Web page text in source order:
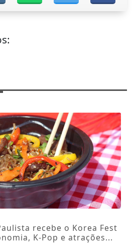
recebe o Korea Fest
K-Pop e atrações...